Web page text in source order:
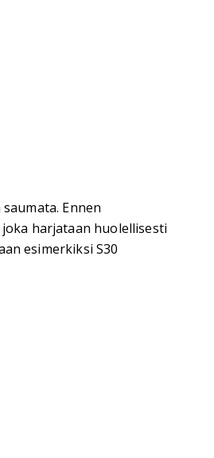
Ennen
harjataan huolellisesti
esimerkiksi S30